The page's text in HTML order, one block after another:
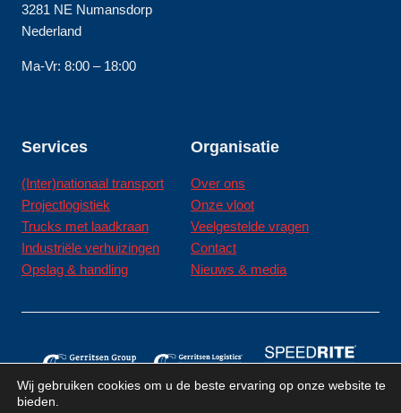
3281 NE Numansdorp
Nederland
Ma-Vr: 8:00 – 18:00
Services
(Inter)nationaal transport
Projectlogistiek
Trucks met laadkraan
Industriële verhuizingen
Opslag & handling
Organisatie
Over ons
Onze vloot
Veelgestelde vragen
Contact
Nieuws & media
Wij gebruiken cookies om u de beste ervaring op onze website te
bieden.